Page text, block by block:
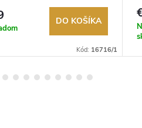
predajca.
DO KOŠÍKA
Kód: 16716/1